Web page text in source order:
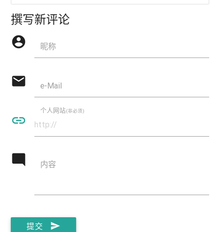
撰写新评论
account_circle 昵称
mail e-Mail
insert_link
个人网站(非必须)
mode_comment 内容
提交 send